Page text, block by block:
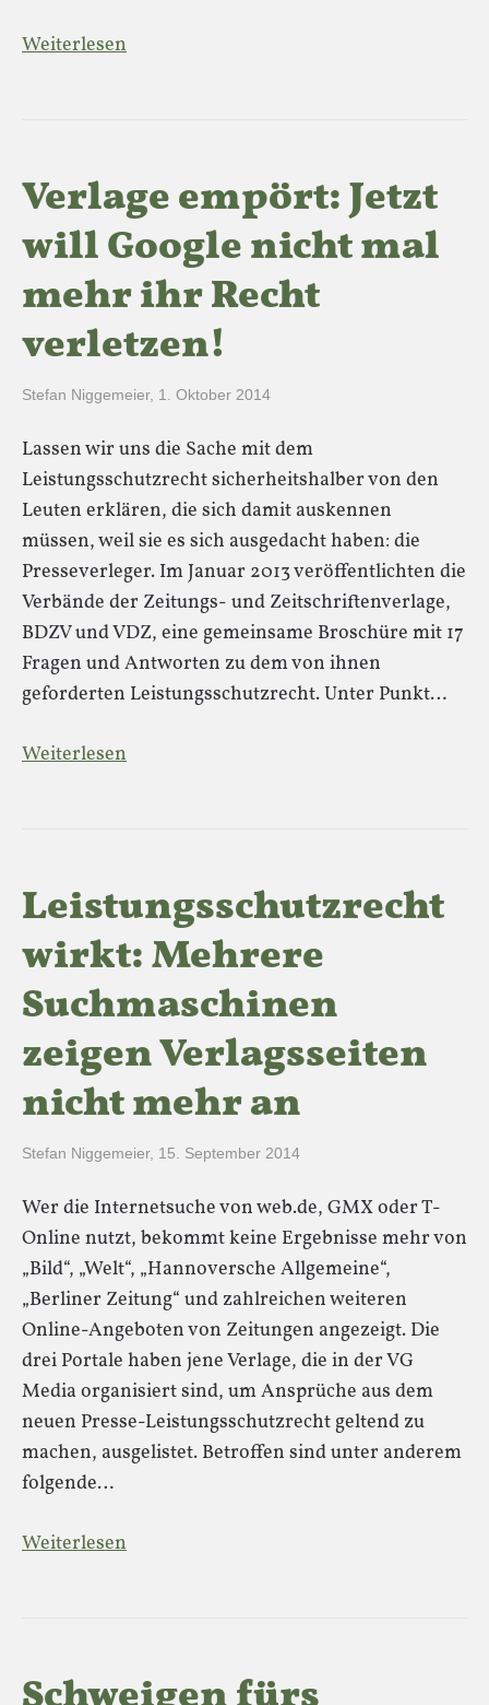
Weiterlesen
Verlage empört: Jetzt
will Google nicht mal
mehr ihr Recht
verletzen!
Stefan Niggemeier, 1. Oktober 2014
Lassen wir uns die Sache mit dem
Leistungsschutzrecht sicherheitshalber von den
Leuten erklären, die sich damit auskennen
müssen, weil sie es sich ausgedacht haben: die
Presseverleger. Im Januar 2013 veröffentlichten die
Verbände der Zeitungs- und Zeitschriftenverlage,
BDZV und VDZ, eine gemeinsame Broschüre mit 17
Fragen und Antworten zu dem von ihnen
geforderten Leistungsschutzrecht. Unter Punkt…
Weiterlesen
Leistungsschutz­recht
wirkt: Mehrere
Suchmaschinen
zeigen Verlagsseiten
nicht mehr an
Stefan Niggemeier, 15. September 2014
Wer die Internetsuche von web.de, GMX oder T-
Online nutzt, bekommt keine Ergebnisse mehr von
„Bild“, „Welt“, „Hannoversche Allgemeine“,
„Berliner Zeitung“ und zahlreichen weiteren
Online-Angeboten von Zeitungen angezeigt. Die
drei Portale haben jene Verlage, die in der VG
Media organisiert sind, um Ansprüche aus dem
neuen Presse-Leistungsschutzrecht geltend zu
machen, ausgelistet. Betroffen sind unter anderem
folgende…
Weiterlesen